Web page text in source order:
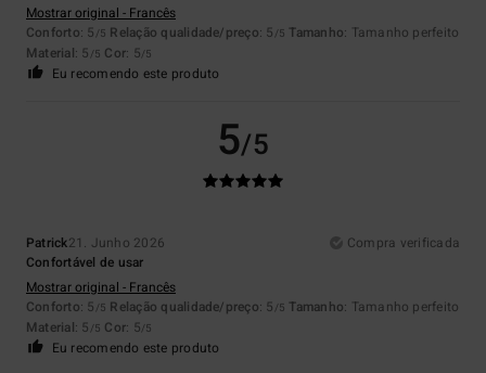
Mostrar original - Francês
Conforto: 5 /5 Relação qualidade/preço: 5 /5 Tamanho: Tamanho perfeito
Material: 5 /5 Cor: 5/5
Eu recomendo este produto
5/5
Patrick21. Junho 2026
Compra verificada
Confortável de usar
Mostrar original - Francês
Conforto: 5 /5 Relação qualidade/preço: 5 /5 Tamanho: Tamanho perfeito
Material: 5 /5 Cor: 5/5
Eu recomendo este produto